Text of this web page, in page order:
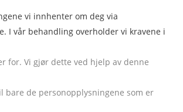
vi innhenter om deg via
I vår behandling overholder vi kravene i
for. Vi gjør dette ved hjelp av denne
bare de personopplysningene som er